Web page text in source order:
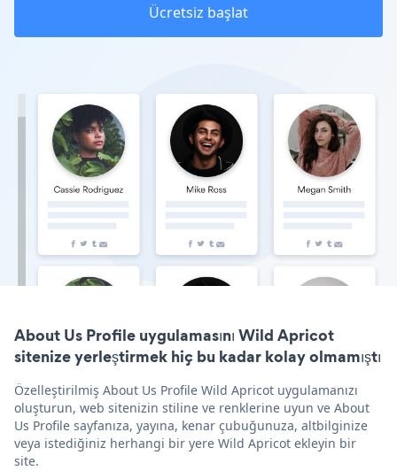
Ücretsiz başlat
About Us Profile uygulamasını Wild Apricot
sitenize yerleştirmek hiç bu kadar kolay olmamıştı
Özelleştirilmiş About Us Profile Wild Apricot uygulamanızı
oluşturun, web sitenizin stiline ve renklerine uyun ve About
Us Profile sayfanıza, yayına, kenar çubuğunuza, altbilginize
veya istediğiniz herhangi bir yere Wild Apricot ekleyin bir
site.